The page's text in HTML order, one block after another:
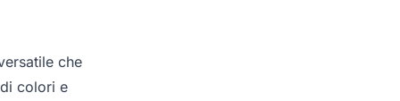
che
colori e